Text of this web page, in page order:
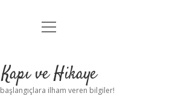
Anasayfa
Yasal Uyarı
menüyü
Kapı ve Hikaye
ilham veren bilgiler!